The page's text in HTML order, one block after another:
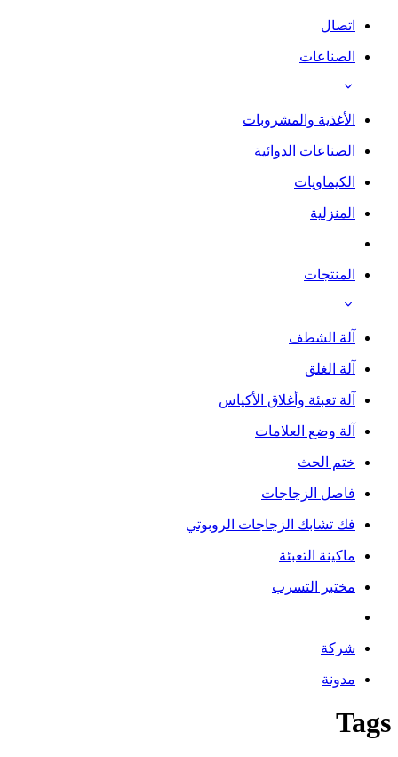
اتصال
الصناعات
الأغذية والمشروبات
الصناعات الدوائية
الكيماويات
المنزلية
المنتجات
آلة الشطف
آلة الغلق
آلة تعبئة وأغلاق الأكياس
آلة وضع العلامات
ختم الحث
فاصل الزجاجات
فك تشابك الزجاجات الروبوتي
ماكينة التعبئة
مختبر التسرب
شركة
مدونة
Tags